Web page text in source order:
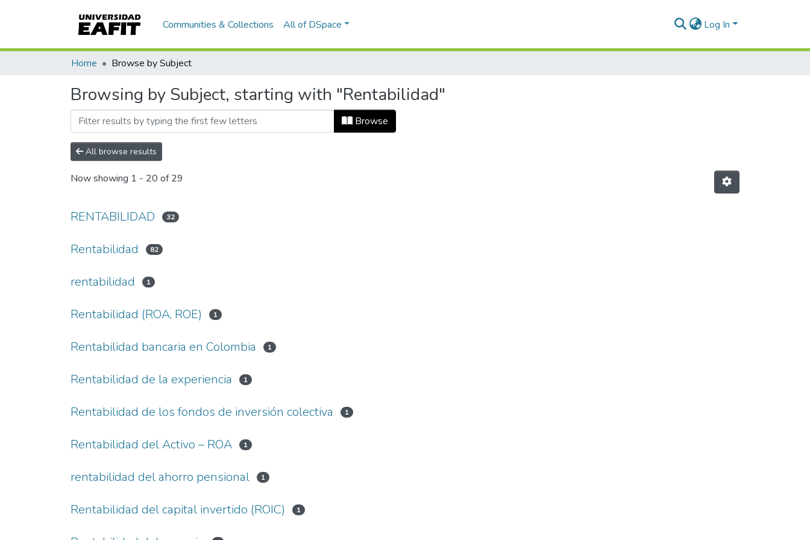
Communities & Collections All of DSpace Log In
Home Browse by Subject
Browsing by Subject, starting with "Rentabilidad"
Browse
All browse results
Now showing 1 - 20 of 29
RENTABILIDAD 32
Rentabilidad 82
rentabilidad 1
Rentabilidad (ROA, ROE) 1
Rentabilidad bancaria en Colombia 1
Rentabilidad de la experiencia 1
Rentabilidad de los fondos de inversión colectiva 1
Rentabilidad del Activo – ROA 1
rentabilidad del ahorro pensional 1
Rentabilidad del capital invertido (ROIC) 1